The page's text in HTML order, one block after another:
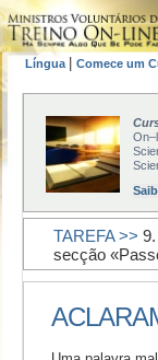
Língua Comece um
TAREFA >>
secção